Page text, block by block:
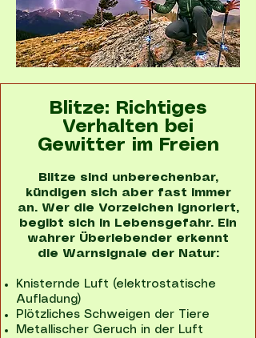
Blitze: Richtiges
Verhalten bei
Gewitter im Freien
Blitze sind unberechenbar,
kündigen sich aber fast immer
an. Wer die Vorzeichen ignoriert,
begibt sich in Lebensgefahr. Ein
wahrer Überlebender erkennt
die Warnsignale der Natur:
Knisternde Luft (elektrostatische
Aufladung)
Plötzliches Schweigen der Tiere
Metallischer Geruch in der Luft